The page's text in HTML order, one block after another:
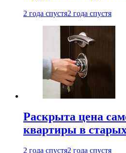
2 года спустя2 года спустя
Раскрыта цена
квартиры в
2 года спустя2 года спустя